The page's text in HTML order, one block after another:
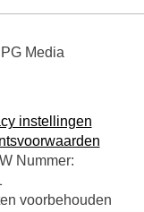
Media
instellingen
Nummer:
voorbehouden